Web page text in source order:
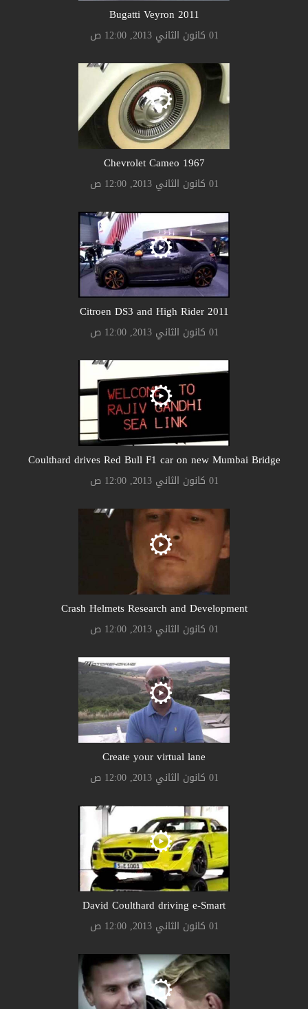
Bugatti Veyron 2011
01 كانون الثاني 2013, 12:00 ص
Chevrolet Cameo 1967
01 كانون الثاني 2013, 12:00 ص
Citroen DS3 and High Rider 2011
01 كانون الثاني 2013, 12:00 ص
Coulthard drives Red Bull F1 car on new Mumbai Bridge
01 كانون الثاني 2013, 12:00 ص
Crash Helmets Research and Development
01 كانون الثاني 2013, 12:00 ص
Create your virtual lane
01 كانون الثاني 2013, 12:00 ص
David Coulthard driving e-Smart
01 كانون الثاني 2013, 12:00 ص